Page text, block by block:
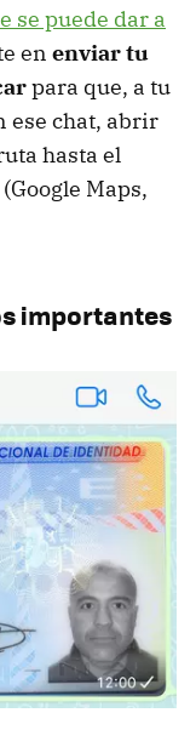
se puede dar a
en enviar tu
para que, a tu
ese chat, abrir
hasta el
Maps,
importantes